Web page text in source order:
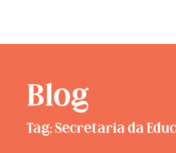
Blog
Tag: Secretaria da